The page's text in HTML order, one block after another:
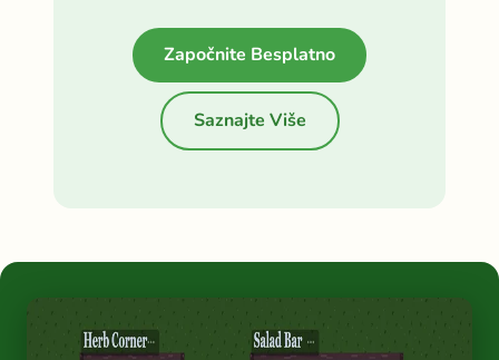
Započnite Besplatno
Saznajte Više